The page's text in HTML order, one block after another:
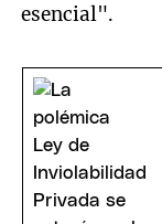
esencial".